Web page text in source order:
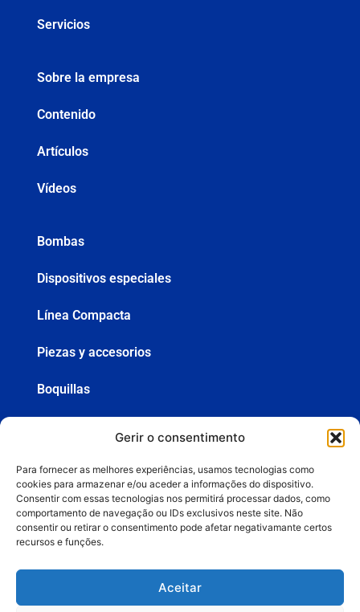
Gerir o consentimento
Para fornecer as melhores experiências, usamos tecnologias como
cookies para armazenar e/ou aceder a informações do dispositivo.
Consentir com essas tecnologias nos permitirá processar dados, como
comportamento de navegação ou IDs exclusivos neste site. Não
consentir ou retirar o consentimento pode afetar negativamante certos
recursos e funções.
Aceitar
Servicios
Sobre la empresa
Contenido
Artículos
Vídeos
Bombas
Dispositivos especiales
Línea Compacta
Piezas y accesorios
Boquillas
Pistolas
+55 (19) 3936-8555